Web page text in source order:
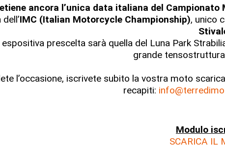
ancora l’unica data italiana del Campionato
IMC (Italian Motorcycle Championship), unico
prescelta sarà quella del Luna Park
grande
l’occasione, iscrivete subito la vostra moto
recapiti:
Modulo
SCARICA IL